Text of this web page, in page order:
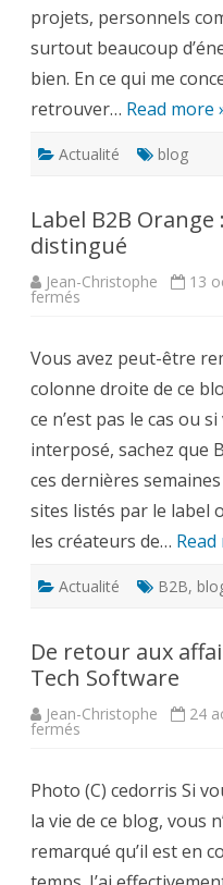
projets, personnels
surtout beaucoup
bien. En ce qui me
retrouver… Read more
Actualité blog
Label B2B
distingué
Jean-Christophe 13
fermés
:
BPM
Bulletin
distingué
Vous avez peut-être
colonne droite de ce
ce n’est pas le cas ou
interposé, sachez que
ces dernières
sites listés par le label
les créateurs de… Read
Actualité B2B,
De retour aux
Tech Software
Jean-Christophe 24
fermés
affaires,
guest-
blogging
et
Tech
Software
Photo (C) cedorris Si
la vie de ce blog, vous
remarqué qu’il est en